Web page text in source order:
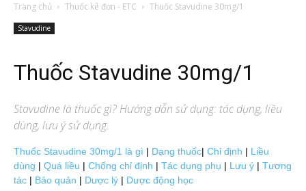
Trang chủ Thuốc kê đơn - ETC Thuốc Stavudine 30mg/1
Stavudine
Thuốc Stavudine 30mg/1
Stavudinelà thuốc gì? Hướng dẫn sử dụng: tác dụng, liều
dùng, lưu ý sử dụng.
Thuốc Stavudine 30mg/1 là gì | Dạng thuốc| Chỉ định | Liều
dùng | Quá liều | Chống chỉ định | Tác dụng phụ | Lưu ý | Tương
tác | Bảo quản | Dược lý | Dược động học